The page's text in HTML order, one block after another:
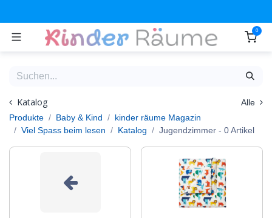
0
Katalog
Alle
Produkte
Baby & Kind
kinder räume Magazin
Viel Spass beim lesen
Katalog Jugendzimmer - 0 Artikel